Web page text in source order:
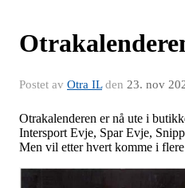
Postet av Otra ILden 23. nov
Otrakalenderen er nå ute i
Intersport Evje, Spar Evje,
Men vil etter hvert komme i